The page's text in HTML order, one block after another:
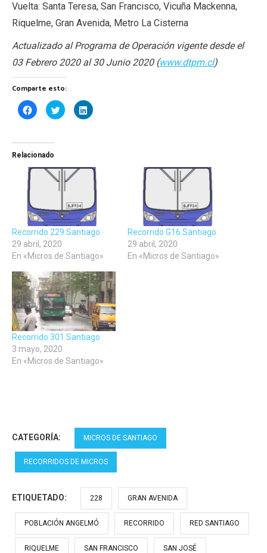
Vuelta: Santa Teresa, San Francisco, Vicuña Mackenna,
Riquelme, Gran Avenida, Metro La Cisterna
Actualizado al Programa de Operación vigente desde el
03 Febrero 2020 al 30 Junio 2020 (www.dtpm.cl)
Comparte esto:
Haz
clic
Facebook
abre
en
una
ventana
Haz
clic
en
una
ventana
Haz
clic
en
una
ventana
Relacionado
Recorrido 229 Santiago
29 abril, 2020
En «Micros de Santiago»
Recorrido G16 Santiago
29 abril, 2020
En «Micros de Santiago»
Recorrido 301 Santiago
3 mayo, 2020
En «Micros de Santiago»
CATEGORÍA: MICROS DE SANTIAGO
RECORRIDOS DE MICROS
ETIQUETADO: 228 GRAN AVENIDA
POBLACIÓN ANGELMÓ RECORRIDO RED SANTIAGO
RIQUELME SAN FRANCISCO SAN JOSÉ